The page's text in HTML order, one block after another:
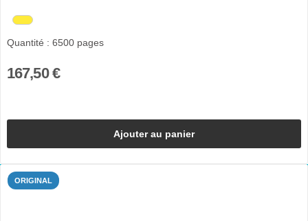
Quantité : 6500 pages
167,50 €
Ajouter au panier
ORIGINAL